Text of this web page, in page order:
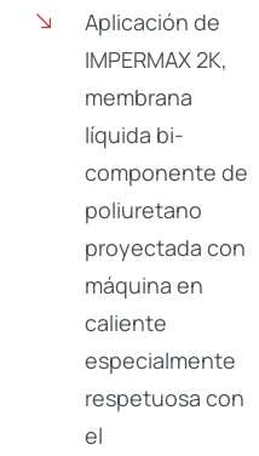
Aplicación de
IMPERMAX 2K,
membrana
líquida bi-
componente de
poliuretano
proyectada con
máquina en
caliente
especialmente
respetuosa con
el